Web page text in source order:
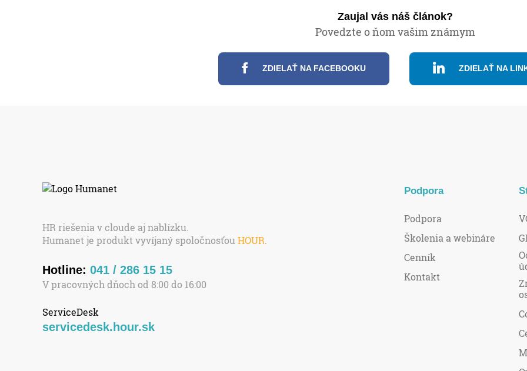
Zaujal vás náš článok?
Povedzte o ňom vašim známym
ZDIELAŤ NA FACEBOOKU ZDIELAŤ NA
HR riešenia v cloude aj nablízku.
Humanet je produkt vyvíjaný spoločnosťou HOUR
Hotline: 041 / 286 15 15
V pracovných dňoch od 8:00 do 16:00
ServiceDesk
servicedesk.hour.sk
Podpora
Podpora
Školenia a webináre
Cenník
Kontakt